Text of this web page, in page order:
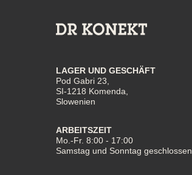
LAGER UND GESCHÄFT
Pod Gabri 23,
SI-1218 Komenda,
Slowenien
ARBEITSZEIT
Mo.-Fr. 8:00 - 17:00
Samstag und Sonntag geschlossen